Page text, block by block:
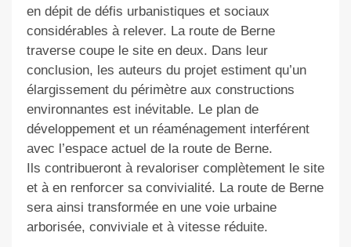
en dépit de défis urbanistiques et sociaux
considérables à relever. La route de Berne
traverse coupe le site en deux. Dans leur
conclusion, les auteurs du projetestiment qu’un
élargissement du périmètre aux constructions
environnantes est inévitable. Le plan de
développement et un réaménagement interférent
avec l’espace actuel de la route de Berne.
Ils contribueront à revaloriser complètement le site
et à en renforcer sa convivialité. La route de Berne
sera ainsi transformée en une voie urbaine
arborisée, conviviale et à vitesse réduite.